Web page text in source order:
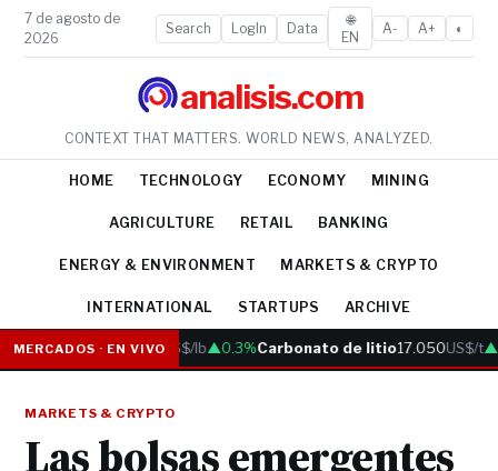
7 de agosto de
2026
Search LogIn Data
🌐
EN
A- A+ ◐
analisis.com
CONTEXT THAT MATTERS. WORLD NEWS, ANALYZED.
HOME TECHNOLOGY ECONOMY MINING
AGRICULTURE RETAIL BANKING
ENERGY & ENVIRONMENT MARKETS & CRYPTO
INTERNATIONAL STARTUPS ARCHIVE
MERCADOS · EN VIVO
Cobre6.05US$/lb▲0.3%Carbonato de litio17.050US$/t
MARKETS & CRYPTO
Las bolsas emergentes